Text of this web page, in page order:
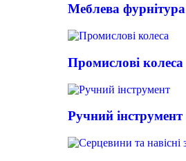
Меблева фурнітура
Промислові колеса
Ручний інструмент